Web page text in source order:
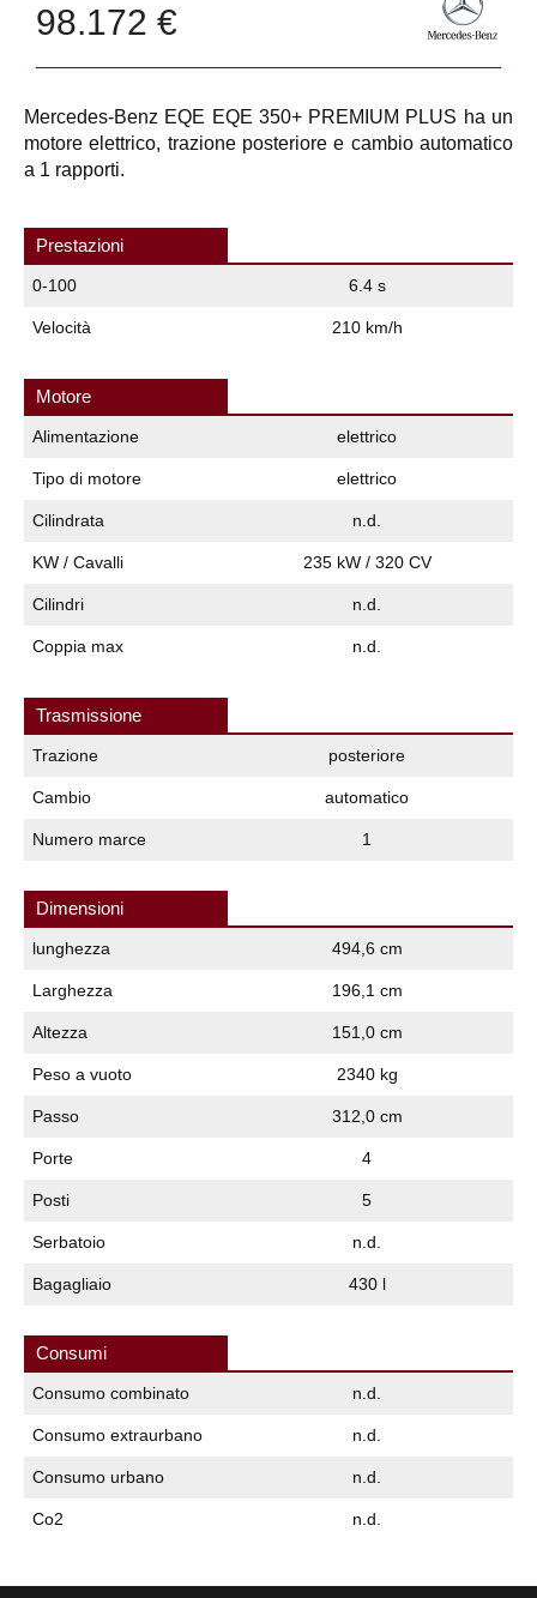
98.172 €
Mercedes-Benz EQE EQE 350+ PREMIUM PLUS ha un
motore elettrico, trazione posteriore e cambio automatico
a 1 rapporti.
Prestazioni
0-100 6.4 s
Velocità 210 km/h
Motore
Alimentazione elettrico
Tipo di motore elettrico
Cilindrata n.d.
KW / Cavalli 235 kW / 320 CV
Cilindri n.d.
Coppia max n.d.
Trasmissione
Trazione posteriore
Cambio automatico
Numero marce 1
Dimensioni
lunghezza 494,6 cm
Larghezza 196,1 cm
Altezza 151,0 cm
Peso a vuoto 2340 kg
Passo 312,0 cm
Porte 4
Posti 5
Serbatoio n.d.
Bagagliaio 430 l
Consumi
Consumo combinato n.d.
Consumo extraurbano n.d.
Consumo urbano n.d.
Co2 n.d.